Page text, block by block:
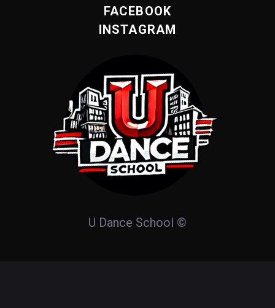
FACEBOOK
INSTAGRAM
U Dance School ©